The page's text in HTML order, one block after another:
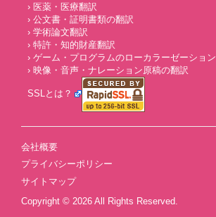
› 医薬・医療翻訳
› 公文書・証明書類の翻訳
› 学術論文翻訳
› 特許・知的財産翻訳
› ゲーム・プログラムのローカラーゼーション
› 映像・音声・ナレーション原稿の翻訳
SSLとは？
会社概要
プライバシーポリシー
サイトマップ
Copyright © 2026 All Rights Reserved.